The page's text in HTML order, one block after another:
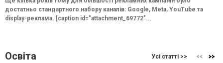
достатньо стандартного набору каналів: Google, Meta, YouTube та
display-реклама. [caption id="attachment_69772"...
Освіта Усі статті >>